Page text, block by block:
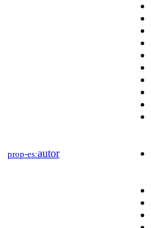
prop-es:autor